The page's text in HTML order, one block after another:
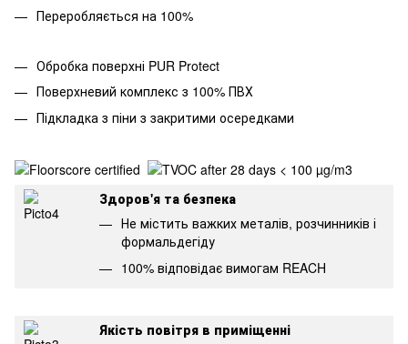
Переробляється на 100%
Обробка поверхні PUR Protect
Поверхневий комплекс з 100% ПВХ
Підкладка з піни з закритими осередками
Здоров'я та безпека
Не містить важких металів, розчинників і
формальдегіду
100% відповідає вимогам REACH
Якість повітря в приміщенні